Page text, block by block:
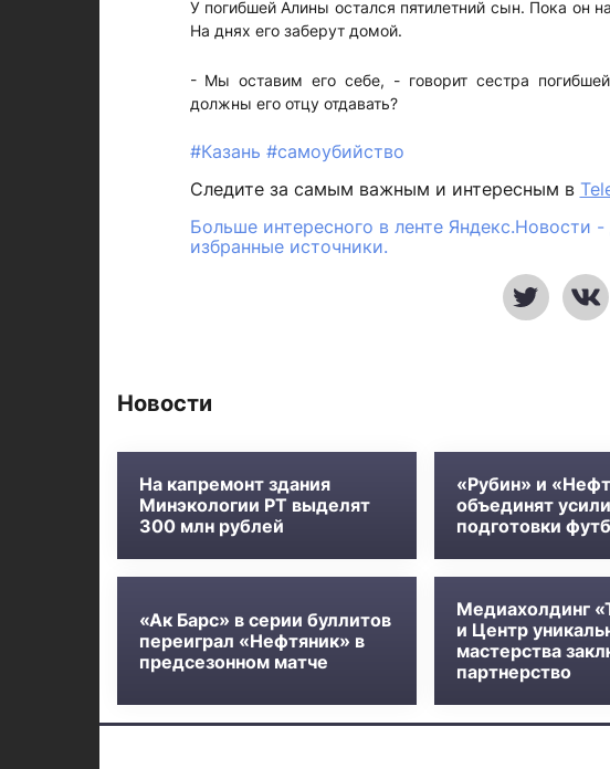
У погибшей Алины остался пятилетний сын. Пока он
На днях его заберут домой.
- Мы оставим его себе, - говорит сестра
должны его отцу отдавать?
#Казань #самоубийство
Следите за самым важным и интересным в
Больше интересного в ленте Яндекс.Новости
избранные источники.
Новости
На капремонт здания
Минэкологии РТ выделят
300 млн рублей
«Рубин» и
объединят
подготовки
«Ак Барс» в серии буллитов
переиграл «Нефтяник» в
предсезонном матче
Медиахолдинг
и Центр
мастерства
партнерство